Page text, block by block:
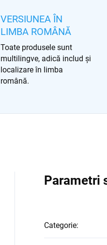
VERSIUNEA ÎN
LIMBA ROMÂNĂ
Toate produsele sunt
multilingve, adică includ și
localizare în limba
română.
Parametri
Categorie: